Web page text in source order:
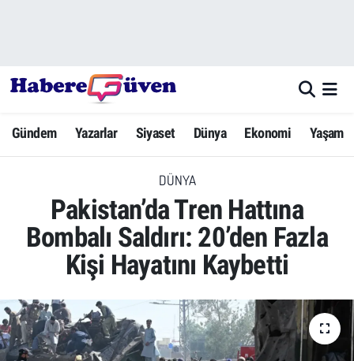
Gündem Yazarlar Siyaset Dünya Ekonomi Yaşam
DÜNYA
Pakistan’da Tren Hattına
Bombalı Saldırı: 20’den Fazla
Kişi Hayatını Kaybetti
Yazarlar
Dünya
Ekonomi
Yaşam
Yerel Haberler
Eğitim
Hava Durumu
Trafik Durumu
Süper Lig Puan Durumu ve Fikstür
Tüm Manşetler
Son Dakika Haberleri
Haber Arşivi